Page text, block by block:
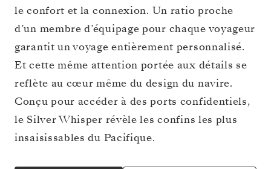
le confort et la connexion. Un ratio proche
d’un membre d’équipage pour chaque voyageur
garantit un voyage entièrement personnalisé.
Et cette même attention portée aux détails se
reflète au cœur même du design du navire.
Conçu pour accéder à des ports confidentiels,
le Silver Whisper révèle les confins les plus
insaisissables du Pacifique.